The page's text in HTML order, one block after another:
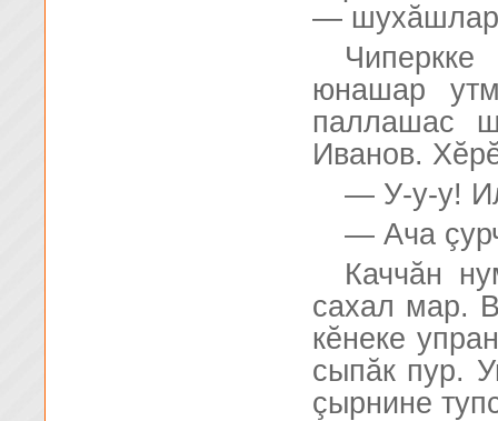
—
юнашар
паллашас
Иванов.
— У-у-у!
— Ача
Каччăн
сахал мар.
кĕнеке
сыпăк пур.
çырнине